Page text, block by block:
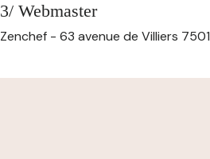
3/ Webmaster
Zenchef - 63 avenue de Villiers